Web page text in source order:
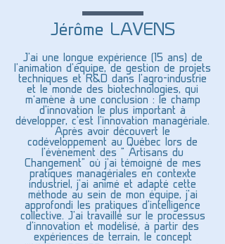
Jérôme LAVENS
J'ai une longue expérience (15 ans) de
l'animation d'équipe, de gestion de projets
techniques et R&D dans l'agro-industrie
et le monde des biotechnologies, qui
m’amène à une conclusion : le champ
d'innovation le plus important à
développer, c'est l'innovation managériale.
Après avoir découvert le
codéveloppement au Québec lors de
l'évènement des " Artisans du
Changement" où j'ai témoigné de mes
pratiques managériales en contexte
industriel, j'ai animé et adapté cette
méthode au sein de mon équipe, j'ai
approfondi les pratiques d'intelligence
collective. J'ai travaillé sur le processus
d'innovation et modélisé, à partir des
expériences de terrain, le concept